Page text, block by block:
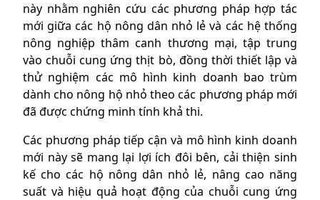
này nhằm nghiên cứu các phương pháp hợp tác
mới giữa các hộ nông dân nhỏ lẻ và các hệ thống
nông nghiệp thâm canh thương mại, tập trung
vào chuỗi cung ứng thịt bò, đồng thời thiết lập và
thử nghiệm các mô hình kinh doanh bao trùm
dành cho nông hộ nhỏ theo các phương pháp mới
đã được chứng minh tính khả thi.
Các phương pháp tiếp cận và mô hình kinh doanh
mới này sẽ mang lại lợi ích đôi bên, cải thiện sinh
kế cho các hộ nông dân nhỏ lẻ, nâng cao năng
suất và hiệu quả hoạt động của chuỗi cung ứng